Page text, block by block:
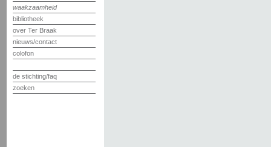
waakzaamheid
bibliotheek
over Ter Braak
nieuws/contact
colofon
de stichting/faq
zoeken